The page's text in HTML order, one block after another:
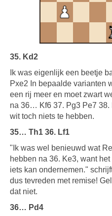
35. Kd2
Ik was eigenlijk een beetje
Pxe2 In bepaalde varianten
een rij meer en moet zwart
na 36… Kf6 37. Pg3 Pe7 38.
wit toch niets te hebben.
35… Th1 36. Lf1
"Ik was wel benieuwd wat
hebben na 36. Ke3, want
iets kan ondernemen."
dus tevreden met remise!
dat niet.
36… Pd4